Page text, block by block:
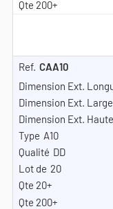
CAA10
A10
DD
20